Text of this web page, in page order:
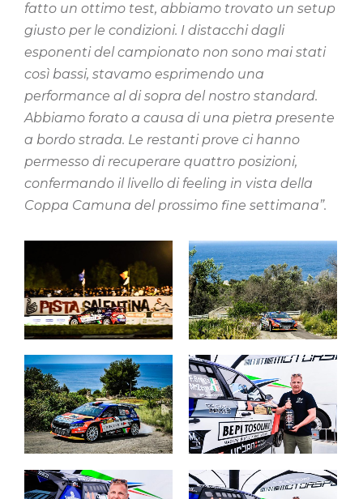
fatto un ottimo test, abbiamo trovato un setup
giusto per le condizioni. I distacchi dagli
esponenti del campionato non sono mai stati
così bassi, stavamo esprimendo una
performance al di sopra del nostro standard.
Abbiamo forato a causa di una pietra presente
a bordo strada. Le restanti prove ci hanno
permesso di recuperare quattro posizioni,
confermando il livello di feeling in vista della
Coppa Camuna del prossimo fine settimana”.